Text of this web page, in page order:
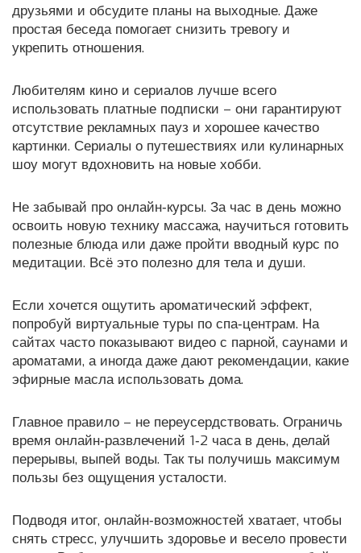
друзьями и обсудите планы на выходные. Даже
простая беседа помогает снизить тревогу и
укрепить отношения.
Любителям кино и сериалов лучше всего
использовать платные подписки – они гарантируют
отсутствие рекламных пауз и хорошее качество
картинки. Сериалы о путешествиях или кулинарных
шоу могут вдохновить на новые хобби.
Не забывай про онлайн‑курсы. За час в день можно
освоить новую технику массажа, научиться готовить
полезные блюда или даже пройти вводный курс по
медитации. Всё это полезно для тела и души.
Если хочется ощутить ароматический эффект,
попробуй виртуальные туры по спа‑центрам. На
сайтах часто показывают видео с парной, саунами и
ароматами, а иногда даже дают рекомендации, какие
эфирные масла использовать дома.
Главное правило – не переусердствовать. Ограничь
время онлайн‑развлечений 1‑2 часа в день, делай
перерывы, выпей воды. Так ты получишь максимум
пользы без ощущения усталости.
Подводя итог, онлайн‑возможностей хватает, чтобы
снять стресс, улучшить здоровье и весело провести